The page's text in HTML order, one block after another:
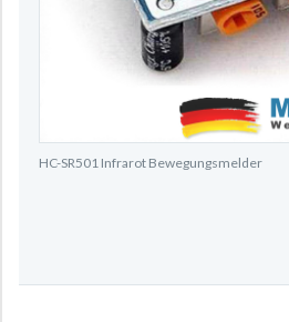
HC-SR501 Infrarot Bewegungsmelder